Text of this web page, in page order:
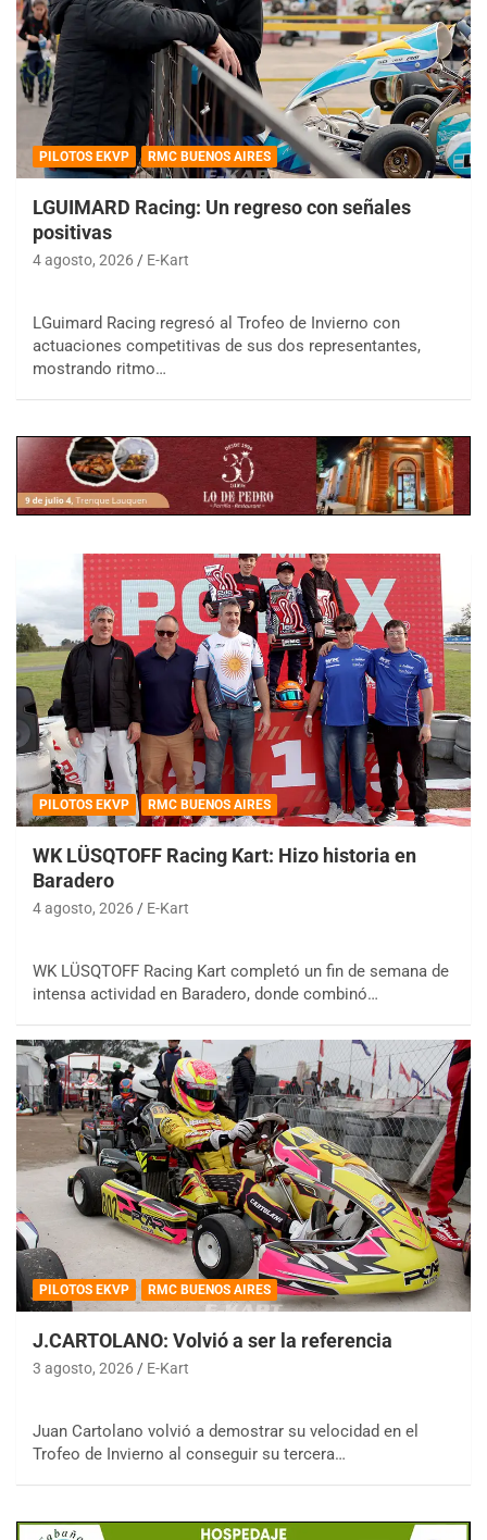
PILOTOS EKVP RMC BUENOS AIRES
LGUIMARD Racing: Un regreso con señales
positivas
4 agosto, 2026 E-Kart
LGuimard Racing regresó al Trofeo de Invierno con
actuaciones competitivas de sus dos representantes,
mostrando ritmo…
PILOTOS EKVP RMC BUENOS AIRES
WK LÜSQTOFF Racing Kart: Hizo historia en
Baradero
4 agosto, 2026 E-Kart
WK LÜSQTOFF Racing Kart completó un fin de semana de
intensa actividad en Baradero, donde combinó…
PILOTOS EKVP RMC BUENOS AIRES
J.CARTOLANO: Volvió a ser la referencia
3 agosto, 2026 E-Kart
Juan Cartolano volvió a demostrar su velocidad en el
Trofeo de Invierno al conseguir su tercera…